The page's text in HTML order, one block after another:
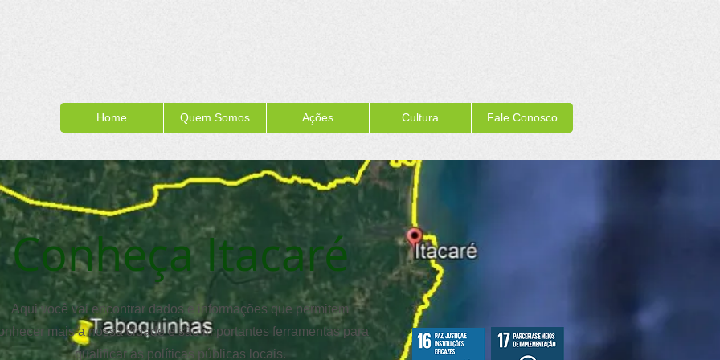
Home Quem Somos Ações Cultura Fale Conosco
Conheça Itacaré
Aqui você vai encontrar dados e informações que permitem
mais a nossa cidade e são importantes ferramentas para
qualificar as políticas públicas locais.